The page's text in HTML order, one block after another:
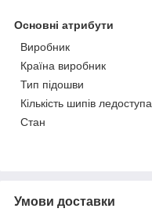
Основні атрибути
Виробник
Країна виробник
Тип підошви
Кількість шипів ледоступа
Стан
Умови доставки